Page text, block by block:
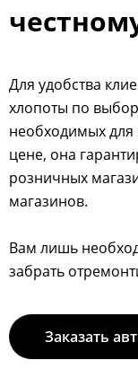
Для удобства
хлопоты по
необходимых для
цене, она
розничных
магазинов.
Вам лишь
забрать
Заказать